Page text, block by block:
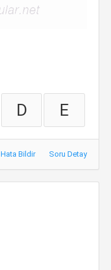
D E
Hata Bildir Soru Detay